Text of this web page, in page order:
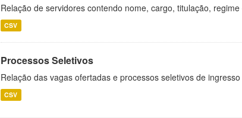
Relação de servidores contendo nome, cargo, titulação,
CSV
Processos Seletivos
Relação das vagas ofertadas e processos seletivos de
CSV